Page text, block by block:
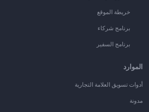
خريطة الموقع
برنامج شركاء
برنامج السفير
الموارد
أدوات تسويق العلامة التجارية
مدونة